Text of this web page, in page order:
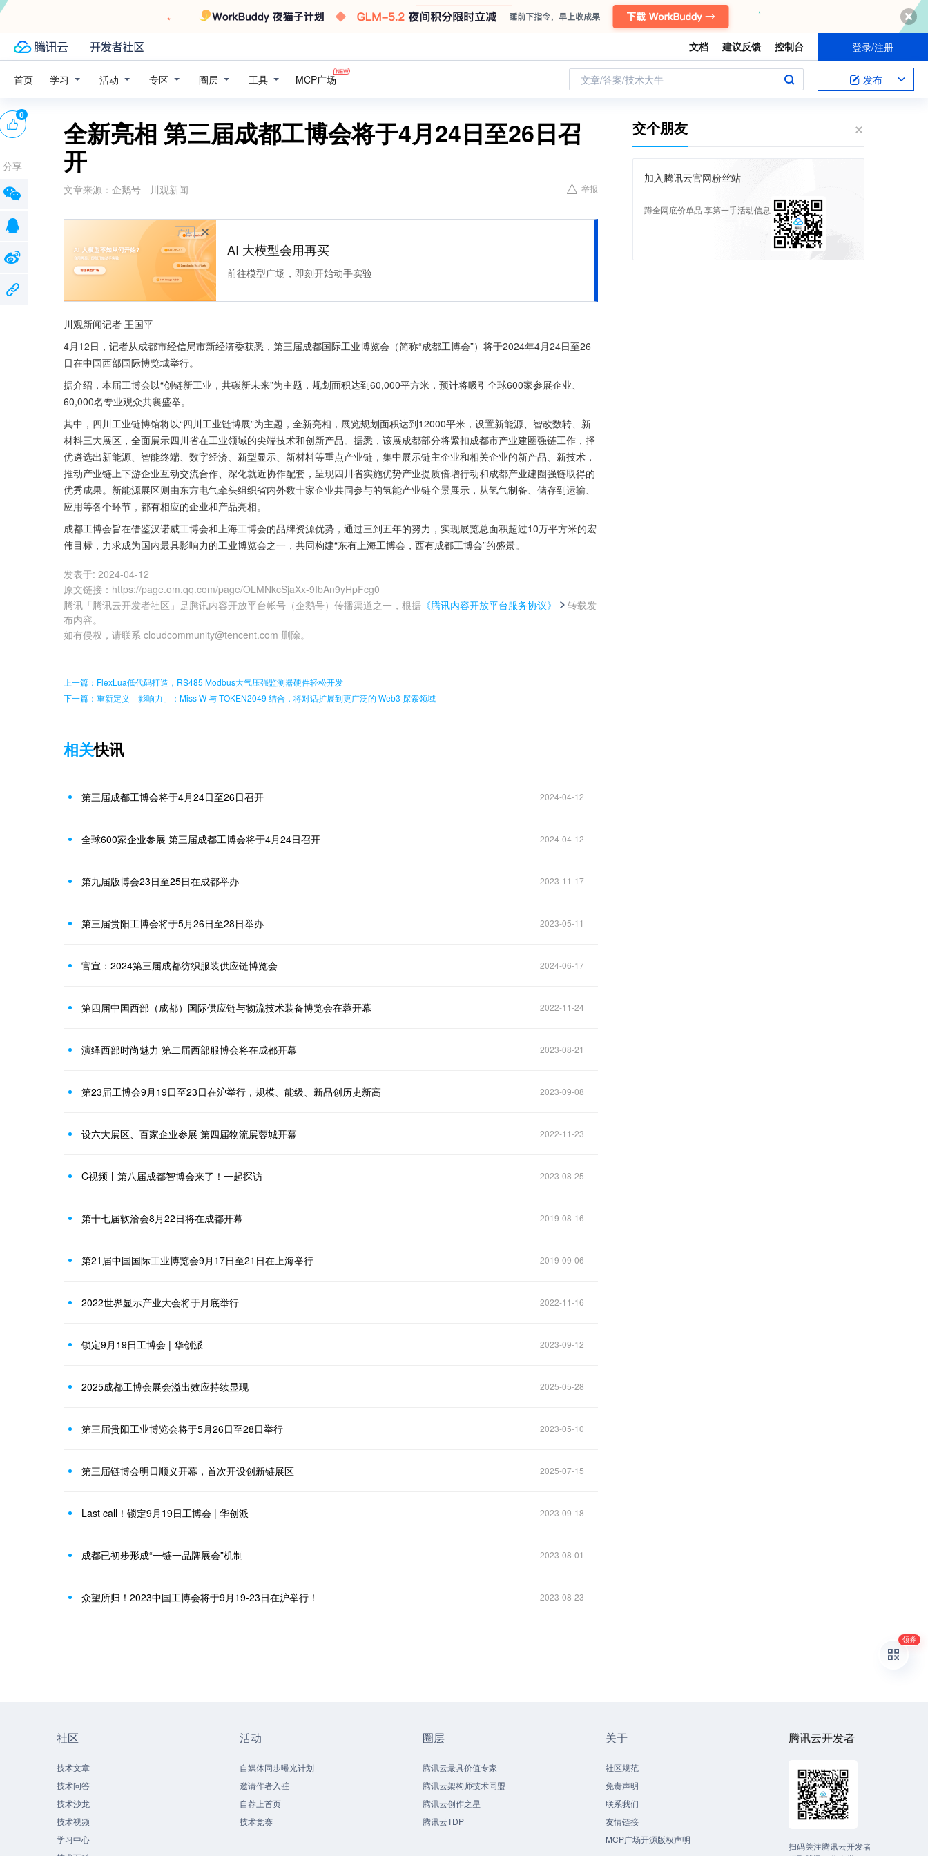
文档 建议反馈 控制台 登录/注册
首页 学习 活动 专区 圈层 工具 MCP广场 文章/答案/技术大牛 发布
全新亮相 第三届成都工博会将于4月24日至26日召
开
文章来源： 企鹅号 - 川观新闻 举报
广告
AI 大模型会用再买
前往模型广场，即刻开始动手实验
川观新闻记者 王国平
4月12日，记者从成都市经信局市新经济委获悉，第三届成都国际工业博览会（简称“成都工博会”）将于2024年4月24日至26
日在中国西部国际博览城举行。
据介绍，本届工博会以“创链新工业，共碳新未来”为主题，规划面积达到60,000平方米，预计将吸引全球600家参展企业、
60,000名专业观众共襄盛举。
其中，四川工业链博馆将以“四川工业链博展”为主题，全新亮相，展览规划面积达到12000平米，设置新能源、智改数转、新
材料三大展区，全面展示四川省在工业领域的尖端技术和创新产品。据悉，该展成都部分将紧扣成都市产业建圈强链工作，择
优遴选出新能源、智能终端、数字经济、新型显示、新材料等重点产业链，集中展示链主企业和相关企业的新产品、新技术，
推动产业链上下游企业互动交流合作、深化就近协作配套，呈现四川省实施优势产业提质倍增行动和成都产业建圈强链取得的
优秀成果。新能源展区则由东方电气牵头组织省内外数十家企业共同参与的氢能产业链全景展示，从氢气制备、储存到运输、
应用等各个环节，都有相应的企业和产品亮相。
成都工博会旨在借鉴汉诺威工博会和上海工博会的品牌资源优势，通过三到五年的努力，实现展览总面积超过10万平方米的宏
伟目标，力求成为国内最具影响力的工业博览会之一，共同构建“东有上海工博会，西有成都工博会”的盛景。
发表于: 2024-04-12
原文链接 ： https://page.om.qq.com/page/OLMNkcSjaXx-9IbAn9yHpFcg0
腾讯「腾讯云开发者社区」是腾讯内容开放平台帐号（企鹅号）传播渠道之一，根据 《腾讯内容开放平台服务协议》
转载发
布内容。
如有侵权，请联系 cloudcommunity@tencent.com 删除。
0
分享
上一篇：FlexLua低代码打造，RS485 Modbus大气压强监测器硬件轻松开发
下一篇：重新定义「影响力」：Miss W 与 TOKEN2049 结合，将对话扩展到更广泛的 Web3 探索领域
相关快讯
第三届成都工博会将于4月24日至26日召开 2024-04-12
全球600家企业参展 第三届成都工博会将于4月24日召开 2024-04-12
第九届版博会23日至25日在成都举办 2023-11-17
第三届贵阳工博会将于5月26日至28日举办 2023-05-11
官宣：2024第三届成都纺织服装供应链博览会 2024-06-17
第四届中国西部（成都）国际供应链与物流技术装备博览会在蓉开幕 2022-11-24
演绎西部时尚魅力 第二届西部服博会将在成都开幕 2023-08-21
第23届工博会9月19日至23日在沪举行，规模、能级、新品创历史新高 2023-09-08
设六大展区、百家企业参展 第四届物流展蓉城开幕 2022-11-23
C视频丨第八届成都智博会来了！一起探访 2023-08-25
第十七届软洽会8月22日将在成都开幕 2019-08-16
第21届中国国际工业博览会9月17日至21日在上海举行 2019-09-06
2022世界显示产业大会将于月底举行 2022-11-16
锁定9月19日工博会 | 华创派 2023-09-12
2025成都工博会展会溢出效应持续显现 2025-05-28
第三届贵阳工业博览会将于5月26日至28日举行 2023-05-10
第三届链博会明日顺义开幕，首次开设创新链展区 2025-07-15
Last call！锁定9月19日工博会 | 华创派 2023-09-18
成都已初步形成“一链一品牌展会”机制 2023-08-01
众望所归！2023中国工博会将于9月19-23日在沪举行！ 2023-08-23
交个朋友
加入腾讯云官网粉丝站
蹲全网底价单品 享第一手活动信息
社区
技术文章
技术问答
技术沙龙
技术视频
学习中心
活动
自媒体同步曝光计划
邀请作者入驻
自荐上首页
技术竞赛
圈层
腾讯云最具价值专家
腾讯云架构师技术同盟
腾讯云创作之星
腾讯云TDP
关于
社区规范
免责声明
联系我们
友情链接
MCP广场开源版权声明
腾讯云开发者
扫码关注腾讯云开发者
领券